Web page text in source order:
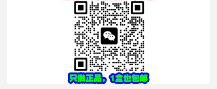
电子烟博客